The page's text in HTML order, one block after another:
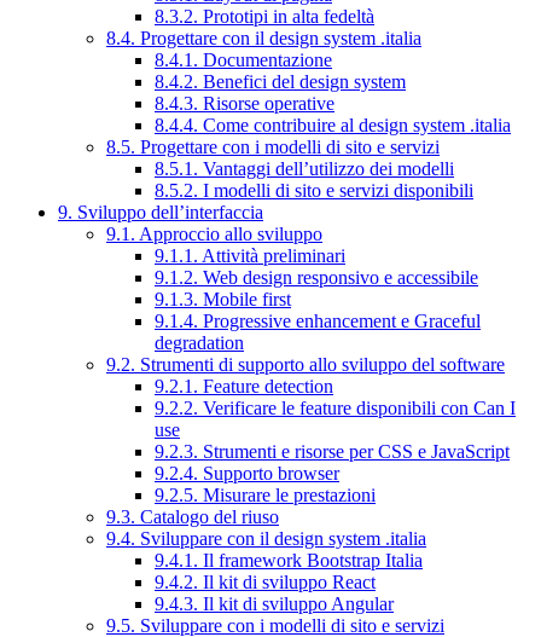
8.3.2. Prototipi in alta fedeltà
8.4. Progettare con il design system .italia
8.4.1. Documentazione
8.4.2. Benefici del design system
8.4.3. Risorse operative
8.4.4. Come contribuire al design system .italia
8.5. Progettare con i modelli di sito e servizi
8.5.1. Vantaggi dell’utilizzo dei modelli
8.5.2. I modelli di sito e servizi disponibili
9. Sviluppo dell’interfaccia
9.1. Approccio allo sviluppo
9.1.1. Attività preliminari
9.1.2. Web design responsivo e accessibile
9.1.3. Mobile first
9.1.4. Progressive enhancement e Graceful
degradation
9.2. Strumenti di supporto allo sviluppo del software
9.2.1. Feature detection
9.2.2. Verificare le feature disponibili con Can I
use
9.2.3. Strumenti e risorse per CSS e JavaScript
9.2.4. Supporto browser
9.2.5. Misurare le prestazioni
9.3. Catalogo del riuso
9.4. Sviluppare con il design system .italia
9.4.1. Il framework Bootstrap Italia
9.4.2. Il kit di sviluppo React
9.4.3. Il kit di sviluppo Angular
9.5. Sviluppare con i modelli di sito e servizi